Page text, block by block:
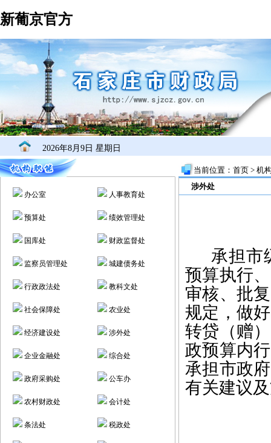
新葡京官方
2026年8月9日 星期日
办公室 人事教育处
预算处 绩效管理处
国库处 财政监督处
监察员管理处 城建债务处
行政政法处 教科文处
社会保障处 农业处
经济建设处 涉外处
企业金融处 综合处
政府采购处 公车办
农村财政处 会计处
条法处 税政处
当前位置： 首页 > 机
涉外处
承担市
预算执行
审核、批
规定，做
转贷（赠
政预算内
承担市政
有关建议